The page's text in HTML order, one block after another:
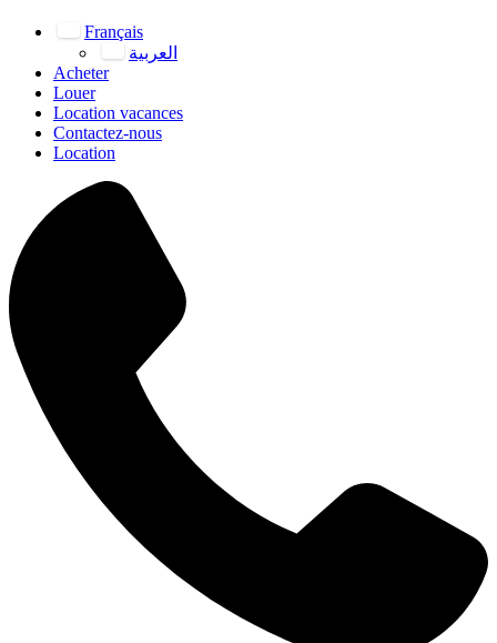
Français
العربية
Acheter
Louer
Location vacances
Contactez-nous
Location